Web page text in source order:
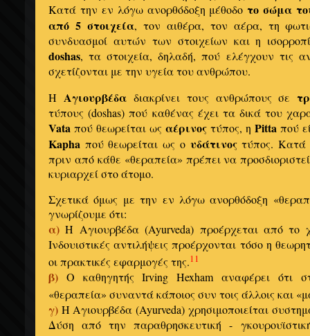
Κατά την εν λόγω ανορθόδοξη μέθοδοτο σώμα
από 5 στοιχεία, τον αιθέρα, τον αέρα, τη
συνδυασμοί αυτών των στοιχείων και η
doshas, τα στοιχεία, δηλαδή, πού ελέγχουν τις
σχετίζονται με την υγεία του ανθρώπου.
Η Αγιουρβέδαδιακρίνει τους ανθρώπους σε
τύπους (doshas) πού καθένας έχει τα δικά του
Vata πού θεωρείται ως αέρινος τύπος, η Pitta πού
Kapha πού θεωρείται ως ο υδάτινοςτύπος. Κατά
πριν από κάθε «θεραπεία» πρέπει να
κυριαρχεί στο άτομο.
Σχετικά όμως με την εν λόγω ανορθόδοξη
γνωρίζουμε ότι:
α) Η Αγιουρβέδα (Ayurveda) προέρχεται από το
Ινδουιστικές αντιλήψεις προέρχονται τόσο η
οι πρακτικές εφαρμογές της.11
β) Ο καθηγητής Irving Hexham αναφέρει ότι
«θεραπεία» συναντά κάποιος συν τοις άλλοις και
γ) Η Αγιουρβέδα (Ayurveda) χρησιμοποιείται
Δύση από την παραθρησκευτική -